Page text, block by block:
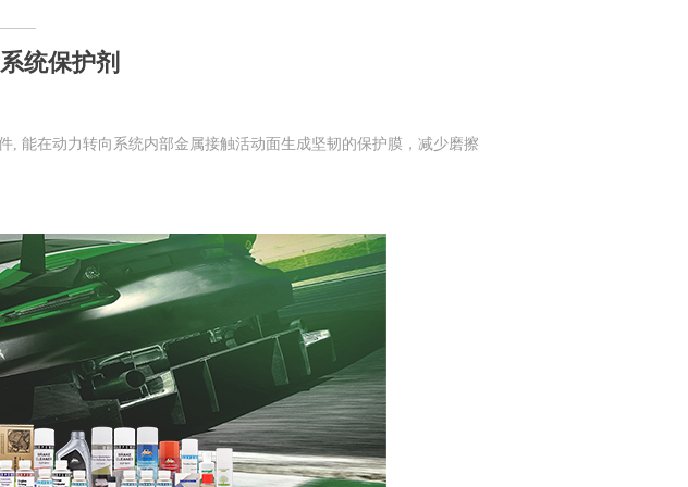
统保护剂
, 能在动力转向系统内部金属接触活动面生成坚韧的保护膜，减少磨擦